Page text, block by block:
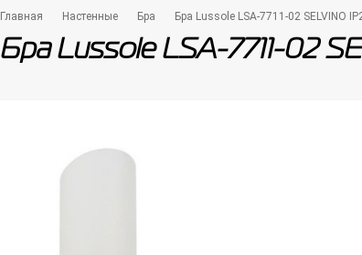
Главная Настенные Бра Бра Lussole LSA-7711-02 SELVINO
Бра Lussole LSA-7711-02